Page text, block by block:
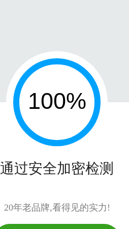
通过安全加密检测
20年老品牌,看得见的实力!